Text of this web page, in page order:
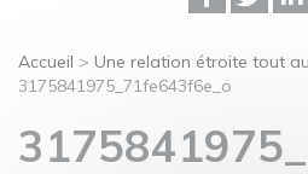
Accueil > Une relation étroite tout
3175841975_71fe643f6e_o